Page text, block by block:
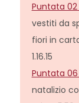
Puntata 02
vestiti da
fiori in
1.16.15
Puntata
natalizio